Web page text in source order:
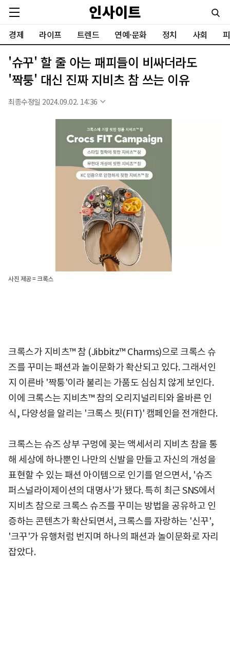
경제 라이프 트렌드 연예·문화 정치 사회
'슈꾸' 할 줄 아는 패피들이 비싸더라도
'짝퉁' 대신 진짜 지비츠 참 쓰는 이유
최종수정일 2024.09.02. 14:36
사진 제공 = 크록스
크록스가 지비츠™ 참 (Jibbitz™ Charms)으로 크록스 슈
즈를 꾸미는 패션과 놀이문화가 확산되고 있다. 그래서인
지 이른바 '짝퉁'이라 불리는 가품도 심심치 않게 보인다.
이에 크록스는 지비츠™ 참의 오리지널리티와 올바른 인
식, 다양성을 알리는 '크록스 핏(FIT)' 캠페인을 전개한다.
크록스는 슈즈 상부 구멍에 꽂는 액세서리 지비츠 참을 통
해 세상에 하나뿐인 나만의 신발을 만들고 자신의 개성을
표현할 수 있는 패션 아이템으로 인기를 얻으면서, '슈즈
퍼스널라이제이션의 대명사'가 됐다. 특히 최근 SNS에서
지비츠 참으로 크록스 슈즈를 꾸미는 방법을 공유하고 인
증하는 콘텐츠가 확산되면서, 크록스를 자랑하는 '신꾸',
'크꾸'가 유행처럼 번지며 하나의 패션과 놀이문화로 자리
잡았다.